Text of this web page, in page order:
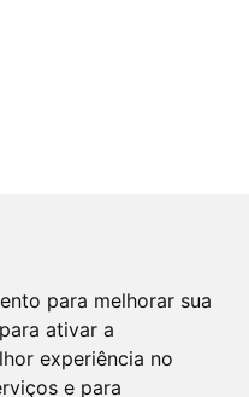
para melhorar sua
para ativar a
experiência no
e para